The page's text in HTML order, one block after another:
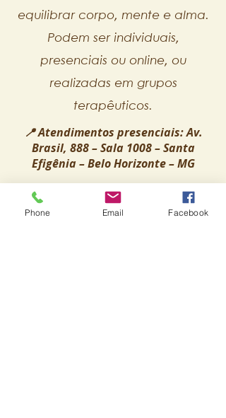
equilibrar corpo, mente e alma.
Podem ser individuais,
presenciais ou online, ou
realizadas em grupos
terapêuticos.
📍 Atendimentos presenciais: Av.
Brasil, 888 – Sala 1008 – Santa
Efigênia – Belo Horizonte – MG
🌎 Ou online: de qualquer parte do
mundo.
Phone Email Facebook